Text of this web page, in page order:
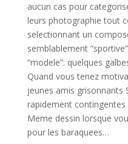
aucun cas pour
leurs photographie tout
selectionnant un
semblablement
“modele”: quelques
Quand vous tenez
jeunes amis grisonnants
rapidement
Meme dessin lorsque
pour les baraquees…